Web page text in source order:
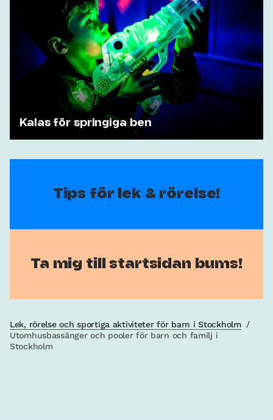
Kalas för springiga ben
Tips för lek & rörelse!
Ta mig till startsidan bums!
Lek, rörelse och sportiga aktiviteter för barn i Stockholm /
Utomhusbassänger och pooler för barn och familj i
Stockholm